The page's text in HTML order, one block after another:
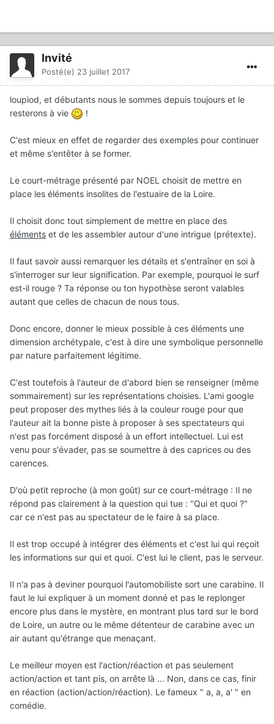
Invité
Posté(e) 23 juillet 2017
loupiod, et débutants nous le sommes depuis toujours et le
resterons à vie
!
C'est mieux en effet de regarder des exemples pour continuer
et même s'entêter à se former.
Le court-métrage présenté par NOEL choisit de mettre en
place les éléments insolites de l'estuaire de la Loire.
Il choisit donc tout simplement de mettre en place des
éléments et de les assembler autour d'une intrigue (prétexte).
Il faut savoir aussi remarquer les détails et s'entraîner en soi à
s'interroger sur leur signification. Par exemple, pourquoi le surf
est-il rouge ? Ta réponse ou ton hypothèse seront valables
autant que celles de chacun de nous tous.
Donc encore, donner le mieux possible à ces éléments une
dimension archétypale, c'est à dire une symbolique personnelle
par nature parfaitement légitime.
C'est toutefois à l'auteur de d'abord bien se renseigner (même
sommairement) sur les représentations choisies. L'ami google
peut proposer des mythes liés à la couleur rouge pour que
l'auteur ait la bonne piste à proposer à ses spectateurs qui
n'est pas forcément disposé à un effort intellectuel. Lui est
venu pour s'évader, pas se soumettre à des caprices ou des
carences.
D'où petit reproche (à mon goût) sur ce court-métrage : Il ne
répond pas clairement à la question qui tue : "Qui et quoi ?"
car ce n'est pas au spectateur de le faire à sa place.
Il est trop occupé à intégrer des éléments et c'est lui qui reçoit
les informations sur qui et quoi. C'est lui le client, pas le serveur.
Il n'a pas à deviner pourquoi l'automobiliste sort une carabine. Il
faut le lui expliquer à un moment donné et pas le replonger
encore plus dans le mystère, en montrant plus tard sur le bord
de Loire, un autre ou le même détenteur de carabine avec un
air autant qu'étrange que menaçant.
Le meilleur moyen est l'action/réaction et pas seulement
action/action et tant pis, on arrête là ... Non, dans ce cas, finir
en réaction (action/action/réaction). Le fameux " a, a, a' " en
comédie.